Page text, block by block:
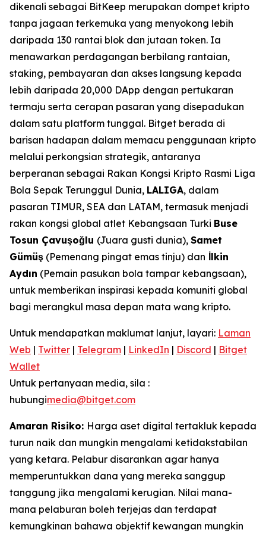
dikenali sebagai BitKeep merupakan dompet kripto
tanpa jagaan terkemuka yang menyokong lebih
daripada 130 rantai blok dan jutaan token. Ia
menawarkan perdagangan berbilang rantaian,
staking, pembayaran dan akses langsung kepada
lebih daripada 20,000 DApp dengan pertukaran
termaju serta cerapan pasaran yang disepadukan
dalam satu platform tunggal. Bitget berada di
barisan hadapan dalam memacu penggunaan kripto
melalui perkongsian strategik, antaranya
berperanan sebagai Rakan Kongsi Kripto Rasmi Liga
Bola Sepak Terunggul Dunia, LALIGA, dalam
pasaran TIMUR, SEA dan LATAM, termasuk menjadi
rakan kongsi global atlet Kebangsaan Turki Buse
Tosun Çavuşoğlu (Juara gusti dunia), Samet
Gümüş (Pemenang pingat emas tinju) dan İlkin
Aydın (Pemain pasukan bola tampar kebangsaan),
untuk memberikan inspirasi kepada komuniti global
bagi merangkul masa depan mata wang kripto.
Untuk mendapatkan maklumat lanjut, layari: Laman
Web | Twitter | Telegram | LinkedIn | Discord | Bitget
Wallet
Untuk pertanyaan media, sila :
hubungimedia@bitget.com
Amaran Risiko: Harga aset digital tertakluk kepada
turun naik dan mungkin mengalami ketidakstabilan
yang ketara. Pelabur disarankan agar hanya
memperuntukkan dana yang mereka sanggup
tanggung jika mengalami kerugian. Nilai mana-
mana pelaburan boleh terjejas dan terdapat
kemungkinan bahawa objektif kewangan mungkin